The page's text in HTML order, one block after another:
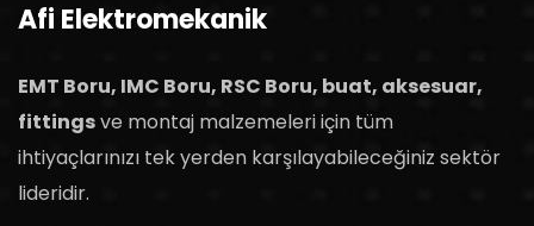
Afi Elektromekanik
EMT Boru, IMC Boru, RSC Boru, buat, aksesuar,
fittingsve montaj malzemeleri için tüm
ihtiyaçlarınızı tek yerden karşılayabileceğiniz sektör
lideridir.